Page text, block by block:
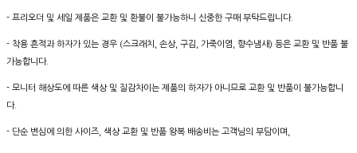
- 프리오더 및 세일 제품은 교환 및 환불이 불가능하니 신중한 구매 부탁드립니다.
- 착용 흔적과 하자가 있는 경우 (스크래치, 손상, 구김, 가죽이염, 향수냄새) 등은 교환 및 반품 불
가능합니다.
- 모니터 해상도에 따른 색상 및 질감차이는 제품의 하자가 아니므로 교환 및 반품이 불가능합니
다.
- 단순 변심에 의한 사이즈, 색상 교환 및 반품 왕복 배송비는 고객님의 부담이며,